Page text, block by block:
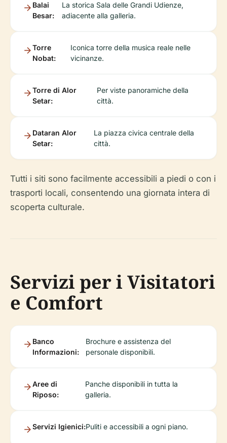
Balai
Besar:
La storica Sala delle Grandi Udienze,
adiacente alla galleria.
Torre
Nobat:
Iconica torre della musica reale nelle
vicinanze.
Torre di Alor
Setar:
Per viste panoramiche della
città.
Dataran Alor
Setar:
La piazza civica centrale della
città.
Tutti i siti sono facilmente accessibili a piedi o con i
trasporti locali, consentendo una giornata intera di
scoperta culturale.
Servizi per i Visitatori
e Comfort
Banco
Informazioni:
Brochure e assistenza del
personale disponibili.
Aree di
Riposo:
Panche disponibili in tutta la
galleria.
Servizi Igienici:Puliti e accessibili a ogni piano.